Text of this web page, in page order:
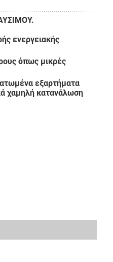
ενεργειακής
όπως μικρές
εξαρτήματα
χαμηλή κατανάλωση